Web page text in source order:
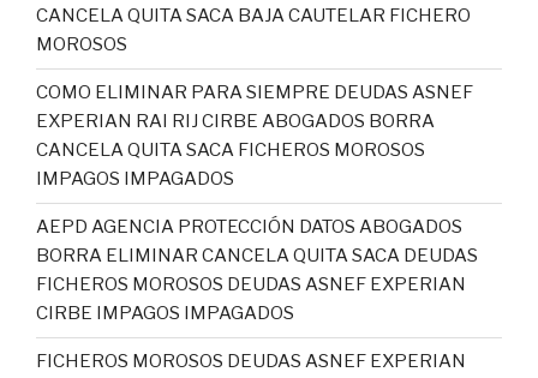
CANCELA QUITA SACA BAJA CAUTELAR FICHERO
MOROSOS
COMO ELIMINAR PARA SIEMPRE DEUDAS ASNEF
EXPERIAN RAI RIJ CIRBE ABOGADOS BORRA
CANCELA QUITA SACA FICHEROS MOROSOS
IMPAGOS IMPAGADOS
AEPD AGENCIA PROTECCIÓN DATOS ABOGADOS
BORRA ELIMINAR CANCELA QUITA SACA DEUDAS
FICHEROS MOROSOS DEUDAS ASNEF EXPERIAN
CIRBE IMPAGOS IMPAGADOS
FICHEROS MOROSOS DEUDAS ASNEF EXPERIAN